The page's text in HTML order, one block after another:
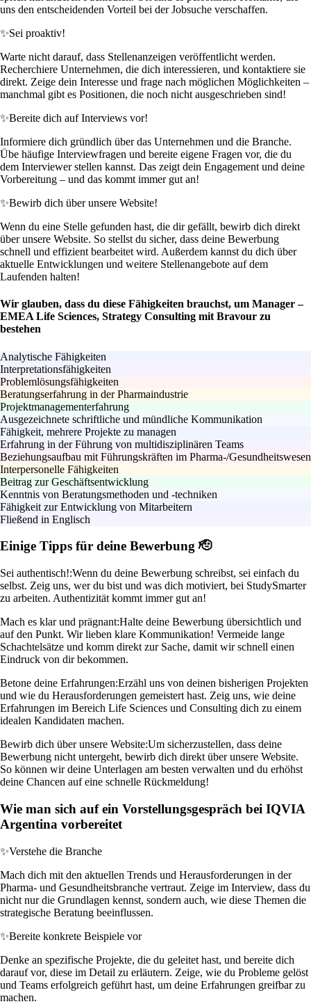
uns den entscheidenden Vorteil bei der Jobsuche verschaffen.
✨Sei proaktiv!
Warte nicht darauf, dass Stellenanzeigen veröffentlicht werden.
Recherchiere Unternehmen, die dich interessieren, und kontaktiere sie
direkt. Zeige dein Interesse und frage nach möglichen Möglichkeiten –
manchmal gibt es Positionen, die noch nicht ausgeschrieben sind!
✨Bereite dich auf Interviews vor!
Informiere dich gründlich über das Unternehmen und die Branche.
Übe häufige Interviewfragen und bereite eigene Fragen vor, die du
dem Interviewer stellen kannst. Das zeigt dein Engagement und deine
Vorbereitung – und das kommt immer gut an!
✨Bewirb dich über unsere Website!
Wenn du eine Stelle gefunden hast, die dir gefällt, bewirb dich direkt
über unsere Website. So stellst du sicher, dass deine Bewerbung
schnell und effizient bearbeitet wird. Außerdem kannst du dich über
aktuelle Entwicklungen und weitere Stellenangebote auf dem
Laufenden halten!
Wir glauben, dass du diese Fähigkeiten brauchst, um Manager –
EMEA Life Sciences, Strategy Consulting mit Bravour zu
bestehen
Analytische Fähigkeiten
Interpretationsfähigkeiten
Problemlösungsfähigkeiten
Beratungserfahrung in der Pharmaindustrie
Projektmanagementerfahrung
Ausgezeichnete schriftliche und mündliche Kommunikation
Fähigkeit, mehrere Projekte zu managen
Erfahrung in der Führung von multidisziplinären Teams
Beziehungsaufbau mit Führungskräften im Pharma-/Gesundheitswesen
Interpersonelle Fähigkeiten
Beitrag zur Geschäftsentwicklung
Kenntnis von Beratungsmethoden und -techniken
Fähigkeit zur Entwicklung von Mitarbeitern
Fließend in Englisch
Einige Tipps für deine Bewerbung 🫡
Sei authentisch!:Wenn du deine Bewerbung schreibst, sei einfach du
selbst. Zeig uns, wer du bist und was dich motiviert, bei StudySmarter
zu arbeiten. Authentizität kommt immer gut an!
Mach es klar und prägnant:Halte deine Bewerbung übersichtlich und
auf den Punkt. Wir lieben klare Kommunikation! Vermeide lange
Schachtelsätze und komm direkt zur Sache, damit wir schnell einen
Eindruck von dir bekommen.
Betone deine Erfahrungen:Erzähl uns von deinen bisherigen Projekten
und wie du Herausforderungen gemeistert hast. Zeig uns, wie deine
Erfahrungen im Bereich Life Sciences und Consulting dich zu einem
idealen Kandidaten machen.
Bewirb dich über unsere Website:Um sicherzustellen, dass deine
Bewerbung nicht untergeht, bewirb dich direkt über unsere Website.
So können wir deine Unterlagen am besten verwalten und du erhöhst
deine Chancen auf eine schnelle Rückmeldung!
Wie man sich auf ein Vorstellungsgespräch bei IQVIA
Argentina vorbereitet
✨Verstehe die Branche
Mach dich mit den aktuellen Trends und Herausforderungen in der
Pharma- und Gesundheitsbranche vertraut. Zeige im Interview, dass du
nicht nur die Grundlagen kennst, sondern auch, wie diese Themen die
strategische Beratung beeinflussen.
✨Bereite konkrete Beispiele vor
Denke an spezifische Projekte, die du geleitet hast, und bereite dich
darauf vor, diese im Detail zu erläutern. Zeige, wie du Probleme gelöst
und Teams erfolgreich geführt hast, um deine Erfahrungen greifbar zu
machen.